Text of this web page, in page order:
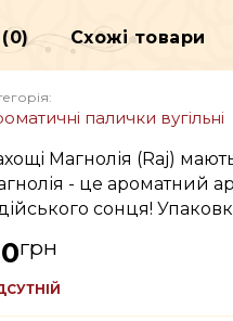
Схожі товари
палички вугільні
Магнолія (Raj)
- ​​це ароматний
сонця!
грн